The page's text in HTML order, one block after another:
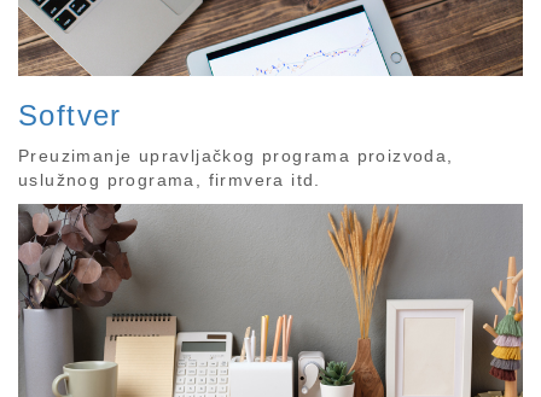
Softver
Preuzimanje upravljačkog programa proizvoda,
uslužnog programa, firmvera itd.